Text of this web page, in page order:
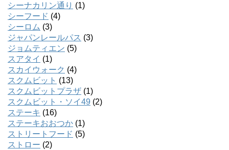
シーナカリン通り (1)
シーフード (4)
シーロム (3)
ジャパンレールパス (3)
ジョムティエン (5)
スアタイ (1)
スカイウォーク (4)
スクムビット (13)
スクムビットプラザ (1)
スクムビット・ソイ49 (2)
ステーキ (16)
ステーキおおつか (1)
ストリートフード (5)
ストロー (2)